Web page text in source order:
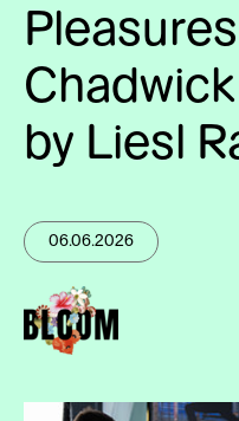
by Liesl
06.06.2026